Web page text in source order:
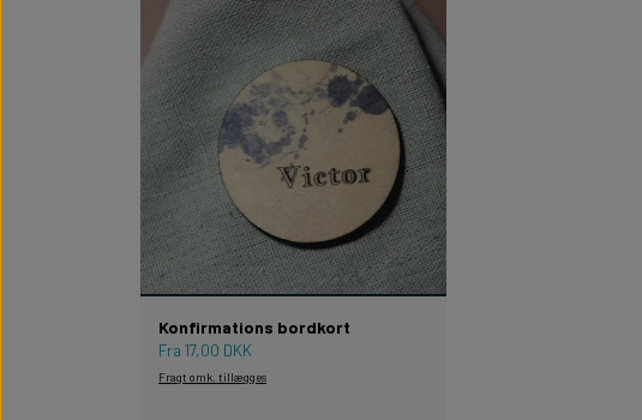
Konfirmations bordkort
Fra 17,00 DKK
Fragt omk. tillægges